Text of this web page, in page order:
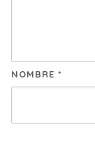
NOMBRE *